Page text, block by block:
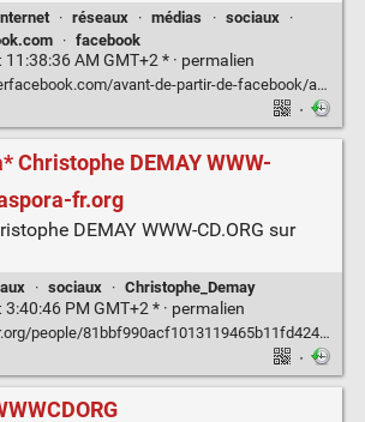
· réseaux · médias · sociaux
·
· facebook
AM GMT+2 * · permalien
avant-de-partir-de-facebook/anonyme
·
Christophe DEMAY WWW-
fr.org
DEMAY WWW-CD.ORG sur
· sociaux · Christophe_Demay
PM GMT+2 * · permalien
people/81bbf990acf1013119465b11fd42445c
·